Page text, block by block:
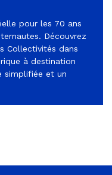
pour les 70 ans
Découvrez
Collectivités dans
à destination
simplifiée et un